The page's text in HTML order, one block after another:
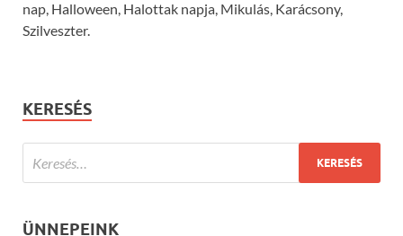
nap, Halloween, Halottak napja, Mikulás, Karácsony,
Szilveszter.
KERESÉS
ÜNNEPEINK